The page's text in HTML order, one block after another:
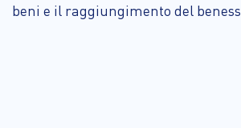
beni e il raggiungimento del